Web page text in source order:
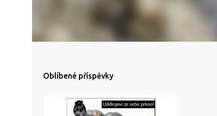
Oblíbené příspěvky